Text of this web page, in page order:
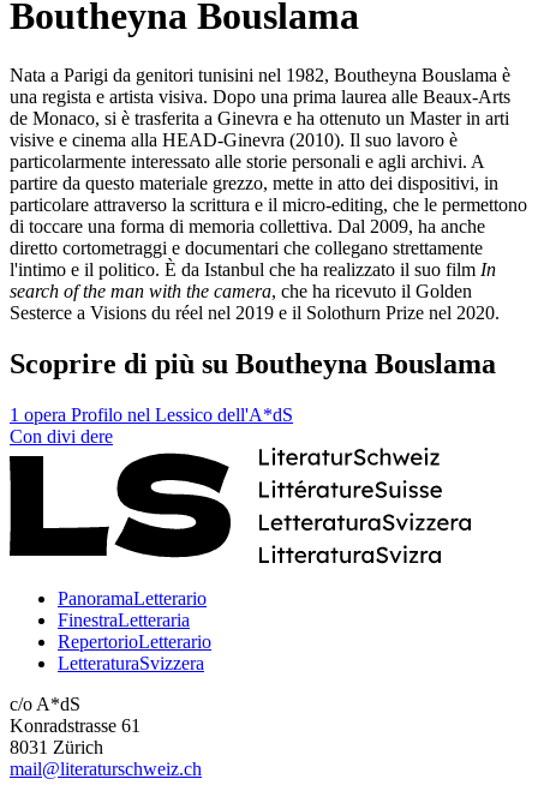
Boutheyna Bouslama
Nata a Parigi da genitori tunisini nel 1982, Boutheyna Bouslama è
una regista e artista visiva. Dopo una prima laurea alle Beaux-Arts
de Monaco, si è trasferita a Ginevra e ha ottenuto un Master in arti
visive e cinema alla HEAD-Ginevra (2010). Il suo lavoro è
particolarmente interessato alle storie personali e agli archivi. A
partire da questo materiale grezzo, mette in atto dei dispositivi, in
particolare attraverso la scrittura e il micro-editing, che le permettono
di toccare una forma di memoria collettiva. Dal 2009, ha anche
diretto cortometraggi e documentari che collegano strettamente
l'intimo e il politico. È da Istanbul che ha realizzato il suo film In
search of the man with the camera, che ha ricevuto il Golden
Sesterce a Visions du réel nel 2019 e il Solothurn Prize nel 2020.
Scoprire di più su Boutheyna Bouslama
1 opera Profilo nel Lessico dell'A*dS
Con divi dere
PanoramaLetterario
FinestraLetteraria
RepertorioLetterario
LetteraturaSvizzera
c/o A*dS
Konradstrasse 61
8031 Zürich
mail@literaturschweiz.ch